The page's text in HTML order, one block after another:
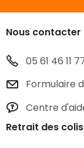
Nous contacter
05 61 46 11
Formulaire
Centre
Retrait des colis